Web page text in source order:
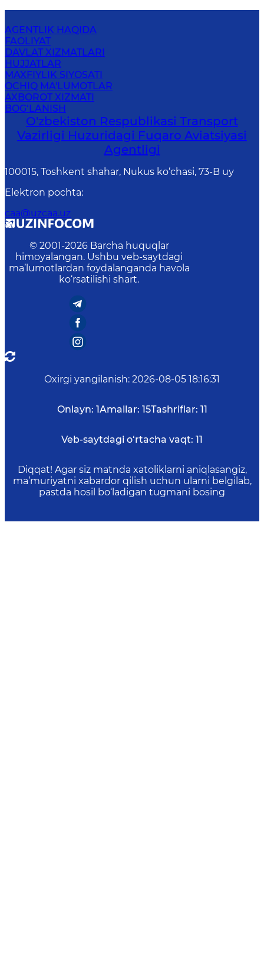
AGENTLIK HAQIDA
FAOLIYAT
DAVLAT XIZMATLARI
HUJJATLAR
MAXFIYLIK SIYOSATI
OCHIQ MA'LUMOTLAR
AXBOROT XIZMATI
BOG‘LANISH
O'zbekiston Respublikasi Transport
Vazirligi Huzuridagi Fuqaro Aviatsiyasi
Agentligi
100015, Toshkent shahar, Nukus ko‘chasi, 73-B uу
Elektron pochta:
caa@uzcaa.uz
© 2001-2026 Barcha huquqlar
himoyalangan. Ushbu veb-saytdagi
ma’lumotlardan foydalanganda havola
ko‘rsatilishi shart.
Oxirgi yangilanish: 2026-08-05 18:16:31
Onlayn: 1Amallar: 15Tashriflar: 11
Veb-saytdagi o‘rtacha vaqt: 11
Diqqat! Agar siz matnda xatoliklarni aniqlasangiz,
ma’muriyatni xabardor qilish uchun ularni belgilab,
pastda hosil bo‘ladigan tugmani bosing